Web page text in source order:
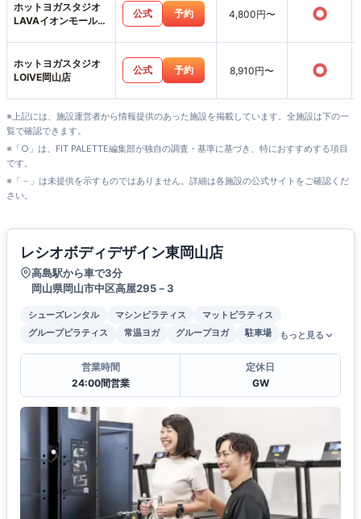
ホットヨガスタジオ
LAVAイオンモール岡
公式 予約 4,800円〜 ○
ホットヨガスタジオ
LOIVE岡山店
公式 予約 8,910円〜 ○
※上記には、施設運営者から情報提供のあった施設を掲載しています。全施設は下の一
覧で確認できます。
※「○」は、FIT PALETTE編集部が独自の調査・基準に基づき、特におすすめする項目
です。
※「－」は未提供を示すものではありません。詳細は各施設の公式サイトをご確認くだ
さい。
レシオボディデザイン東岡山店
高島駅から車で3分
岡山県岡山市中区高屋295－3
シューズレンタル マシンピラティス
マットピラティス
グループピラティス
常温ヨガ グループヨガ 駐車場 もっと見る
営業時間
24:00間営業
定休日
GW